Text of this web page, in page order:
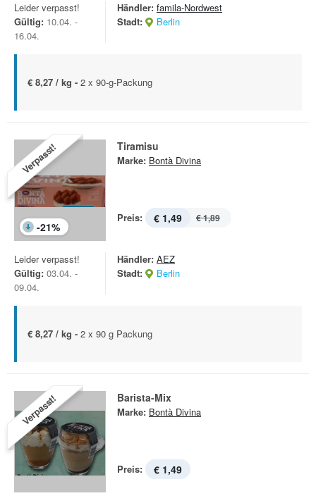
Leider verpasst!
Gültig: 10.04. -
16.04.
Händler: famila-Nordwest
Stadt:
Berlin
€ 8,27 / kg - 2 x 90-g-Packung
Verpasst!
-21%
Tiramisu
Marke: Bontà Divina
Preis: € 1,49 € 1,89
Leider verpasst!
Gültig: 03.04. -
09.04.
Händler: AEZ
Stadt:
Berlin
€ 8,27 / kg - 2 x 90 g Packung
Verpasst! Barista-Mix
Marke: Bontà Divina
Preis: € 1,49